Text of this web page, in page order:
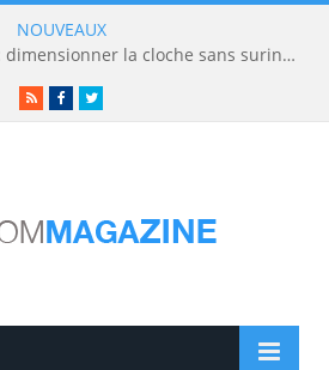
NOUVEAUX
Boxer 30 ou Boxer 42 : dimensionner la cloche sans surinvestir
RSSFacebookTwitter